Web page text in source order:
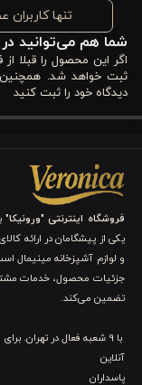
نظر فنی استاندارد
دقیقاً همان چیزی است
شناخت دقیق مزایا و
مدل Chairo قهوه ‌ای
با نیازهای خواب و
ویژگی‌های این محصول
1. جنس پنبه‌ای طبیعی و سازگار با پوست
در تولید کاور لحاف پنبه ۴ تکه Chairo
استفاده شده که
تنها
شما هم می‌توانید در
اگر این محصول را قبلا
ثبت خواهد شد. همچنین
دیدگاه خود را ثبت کنید
فروشگاه اینترنتی "ورونیکا"
یکی از پیشگامان در ارائه
و لوازم آشپزخانه مینیمال
جزئیات محصول، خدمات
تضمین می‌کند.
با 9 شعبه فعال در تهران. برای مشاهده آدرس
آنلاین
پاسداران